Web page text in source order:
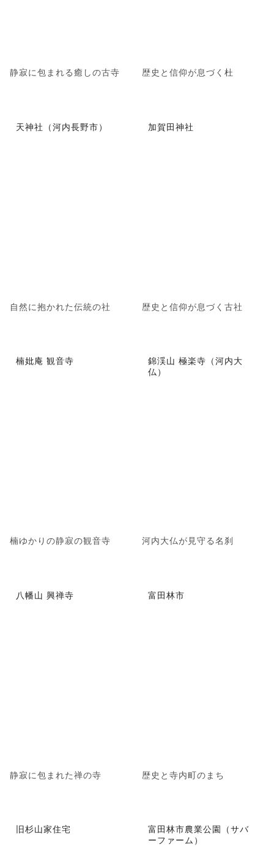
静寂に包まれる癒しの古寺 歴史と信仰が息づく杜
天神社（河内長野市）
自然に抱かれた伝統の社
加賀田神社
歴史と信仰が息づく古社
楠妣庵 観音寺
楠ゆかりの静寂の観音寺
錦渓山 極楽寺（河内大
仏）
河内大仏が見守る名刹
八幡山 興禅寺
静寂に包まれた禅の寺
富田林市
歴史と寺内町のまち
旧杉山家住宅
富田林市農業公園（サバ
ーファーム）